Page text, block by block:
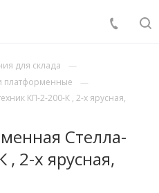
для склада
платформенные
КП-2-200-К , 2-х ярусная,
Стелла-
, 2-х ярусная,